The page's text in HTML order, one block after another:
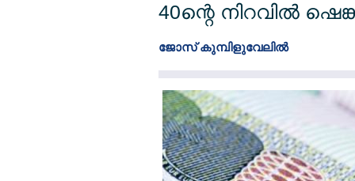
40ന്റെ നിറവില്‍
ജോസ് കുമ്പിളുവേലില്‍